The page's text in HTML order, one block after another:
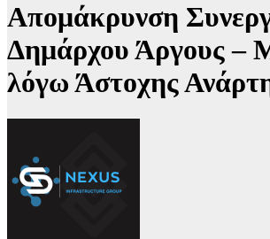
Απομάκρυνση
Δημάρχου Άργους –
λόγω Άστοχης